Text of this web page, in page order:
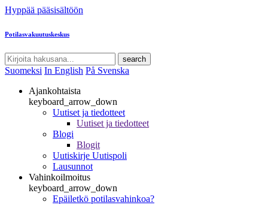
Hyppää pääsisältöön
Potilasvakuutuskeskus
search
Suomeksi In English På Svenska
Ajankohtaista
keyboard_arrow_down
Uutiset ja tiedotteet
Uutiset ja tiedotteet
Blogi
Blogit
Uutiskirje Uutispoli
Lausunnot
Vahinkoilmoitus
keyboard_arrow_down
Epäiletkö potilasvahinkoa?